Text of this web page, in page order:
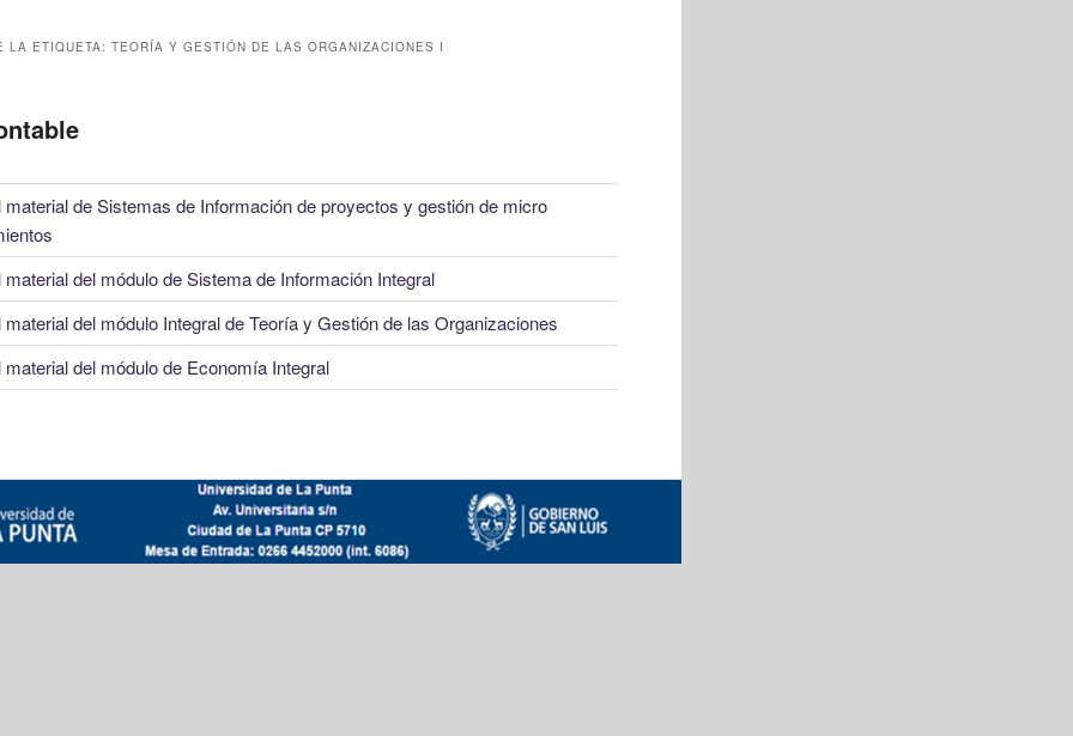
LA ETIQUETA:TEORÍA Y GESTIÓN DE LAS ORGANIZACIONES I
material de Sistemas de Información de proyectos y gestión de micro
del módulo de Sistema de Información Integral
del módulo Integral de Teoría y Gestión de las Organizaciones
del módulo de Economía Integral